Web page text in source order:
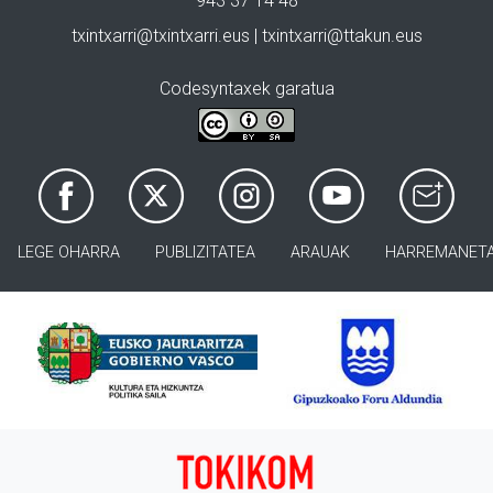
txintxarri@txintxarri.eus | txintxarri@ttakun.eus
Codesyntaxek garatua
LEGE OHARRA PUBLIZITATEA ARAUAK